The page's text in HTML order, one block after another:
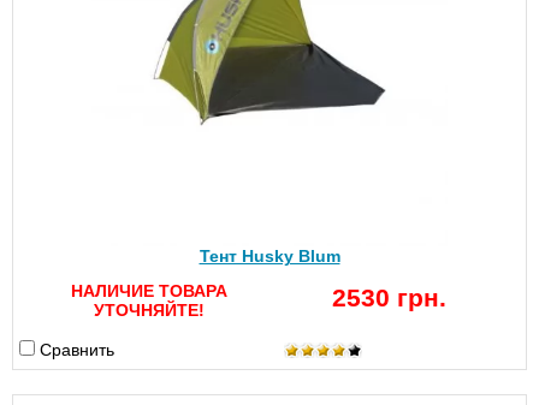
Тент Husky Blum
НАЛИЧИЕ ТОВАРА
УТОЧНЯЙТЕ!
2530 грн.
Сравнить